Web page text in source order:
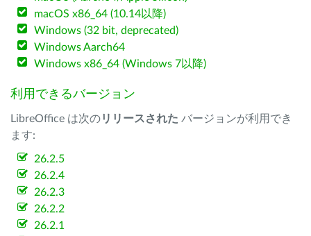
macOS x86_64 (10.14以降)
Windows (32 bit, deprecated)
Windows Aarch64
Windows x86_64 (Windows 7以降)
利用できるバージョン
LibreOffice は次のリリースされた バージョンが利用でき
ます:
26.2.5
26.2.4
26.2.3
26.2.2
26.2.1